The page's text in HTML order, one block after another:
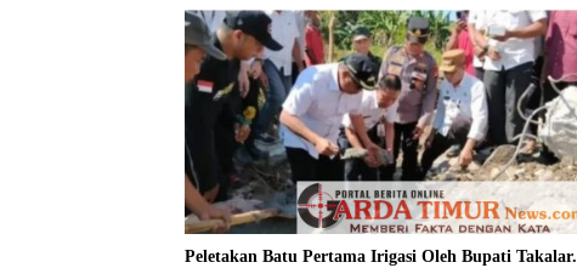
Peletakan Batu Pertama Irigasi Oleh Bupati Takalar.